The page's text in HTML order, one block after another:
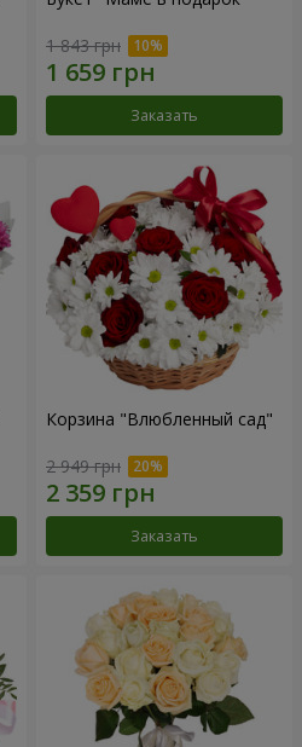
1 843 грн
Заказать
Корзина "Влюбленный сад"
2 949 грн
Заказать